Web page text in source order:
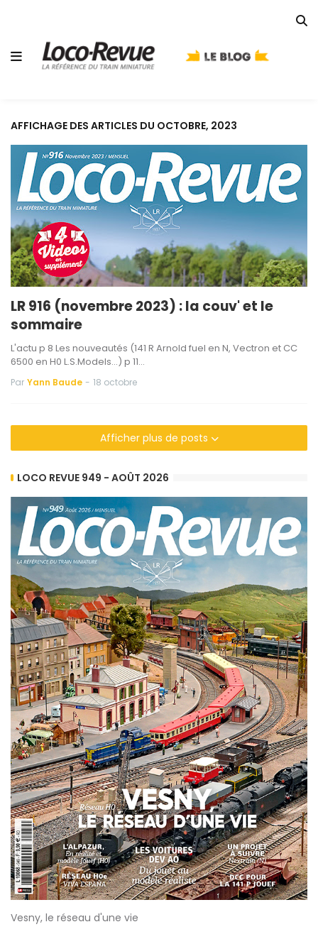
AFFICHAGE DES ARTICLES DU OCTOBRE, 2023
LR 916 (novembre 2023) : la couv' et le
sommaire
L'actu p 8 Les nouveautés (141 R Arnold fuel en N, Vectron et CC
6500 en H0 L.S.Models...) p 11…
Par Yann Baude - 18 octobre
Afficher plus de posts
LOCO REVUE 949 - AOÛT 2026
Vesny, le réseau d'une vie